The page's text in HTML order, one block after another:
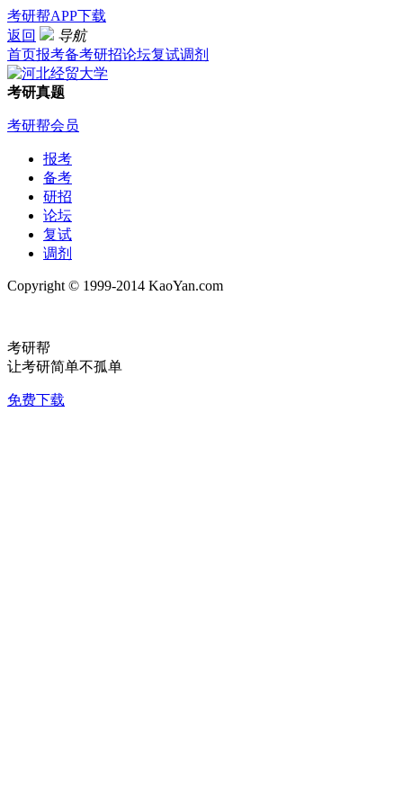
考研帮APP下载
返回
导航
首页报考备考研招论坛复试调剂
考研真题
考研帮会员
报考
备考
研招
论坛
复试
调剂
Copyright © 1999-2014 KaoYan.com
考研帮
让考研简单不孤单
免费下载